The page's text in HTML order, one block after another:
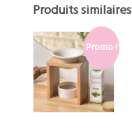
Produits similaires
Promo !